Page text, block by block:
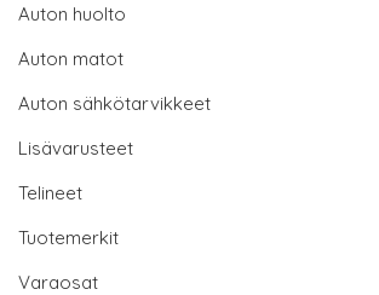
Auton huolto
Auton matot
Auton sähkötarvikkeet
Lisävarusteet
Telineet
Tuotemerkit
Varaosat